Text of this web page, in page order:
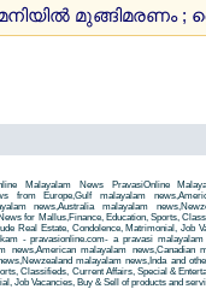
മുങ്ങിമരണം ;
Malayalam News PravasiOnline
from Europe,Gulf malayalam
news,Australia malayalam
for Mallus,Finance, Education, Sports,
Real Estate, Condolence, Matrimonial, Job
- pravasionline.com- a pravasi
news,American malayalam news,Canadian
malayalam news,Inda and
Classifieds, Current Affairs, Special &
Job Vacancies, Buy & Sell of products and